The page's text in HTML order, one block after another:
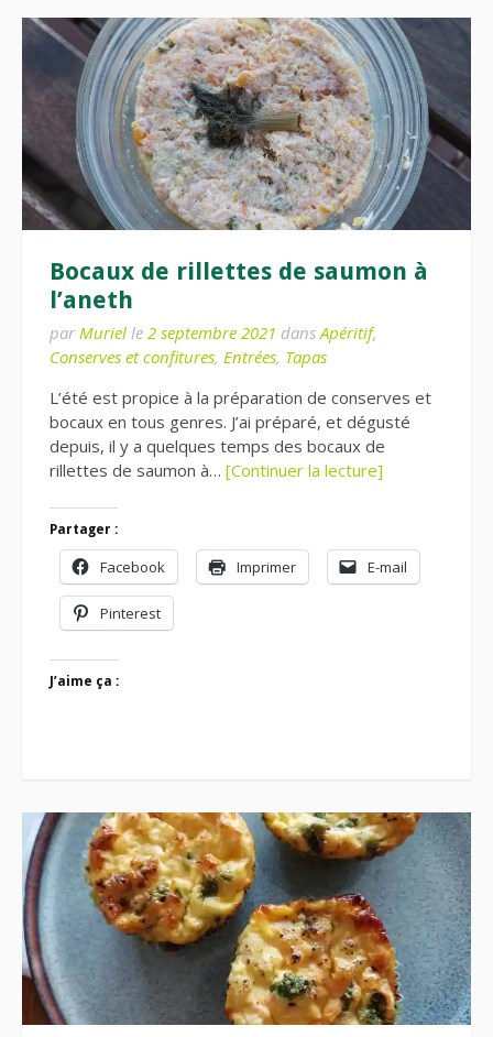
Bocaux de rillettes de saumon à
l’aneth
par Muriel le 2 septembre 2021 dansApéritif,
Conserves et confitures, Entrées, Tapas
L’été est propice à la préparation de conserves et
bocaux en tous genres. J’ai préparé, et dégusté
depuis, il y a quelques temps des bocaux de
rillettes de saumon à… [Continuer la lecture]
Partager :
Facebook Imprimer E-mail
Pinterest
J’aime ça :